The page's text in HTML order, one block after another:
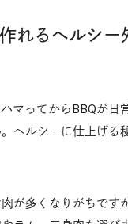
れるヘルシー
マってからBBQが日
ヘルシーに仕上げる
肉が多くなりがちです